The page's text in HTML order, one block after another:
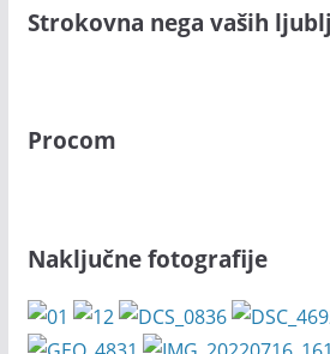
Strokovna nega vaših
Procom
Naključne fotografije